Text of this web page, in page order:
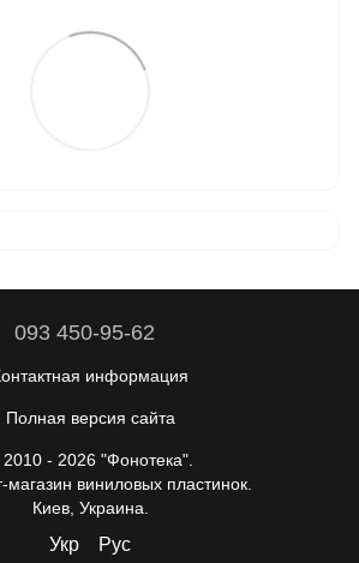
093 450-95-62
информация
Полная версия сайта
- 2026 "Фонотека".
магазин виниловых пластинок.
Киев, Украина.
Укр Рус